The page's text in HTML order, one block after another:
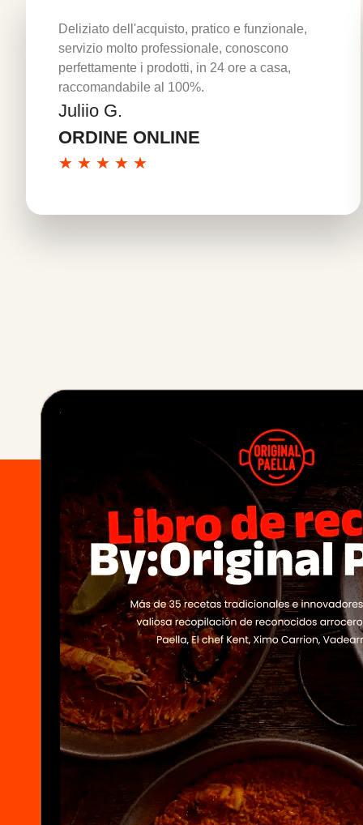
Deliziato dell'acquisto, pratico e funzionale,
servizio molto professionale, conoscono
perfettamente i prodotti, in 24 ore a casa,
raccomandabile al 100%.
Juliio G.
ORDINE ONLINE
★ ★ ★ ★ ★